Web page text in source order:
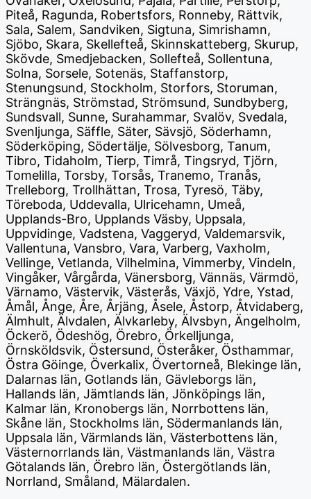
Piteå, Ragunda, Robertsfors, Ronneby, Rättvik,
Sala, Salem, Sandviken, Sigtuna, Simrishamn,
Sjöbo, Skara, Skellefteå, Skinnskatteberg, Skurup,
Skövde, Smedjebacken, Sollefteå, Sollentuna,
Solna, Sorsele, Sotenäs, Staffanstorp,
Stenungsund, Stockholm, Storfors, Storuman,
Strängnäs, Strömstad, Strömsund, Sundbyberg,
Sundsvall, Sunne, Surahammar, Svalöv, Svedala,
Svenljunga, Säffle, Säter, Sävsjö, Söderhamn,
Söderköping, Södertälje, Sölvesborg, Tanum,
Tibro, Tidaholm, Tierp, Timrå, Tingsryd, Tjörn,
Tomelilla, Torsby, Torsås, Tranemo, Tranås,
Trelleborg, Trollhättan, Trosa, Tyresö, Täby,
Töreboda, Uddevalla, Ulricehamn, Umeå,
Upplands-Bro, Upplands Väsby, Uppsala,
Uppvidinge, Vadstena, Vaggeryd, Valdemarsvik,
Vallentuna, Vansbro, Vara, Varberg, Vaxholm,
Vellinge, Vetlanda, Vilhelmina, Vimmerby, Vindeln,
Vingåker, Vårgårda, Vänersborg, Vännäs, Värmdö,
Värnamo, Västervik, Västerås, Växjö, Ydre, Ystad,
Åmål, Ånge, Åre, Årjäng, Åsele, Åstorp, Åtvidaberg,
Älmhult, Älvdalen, Älvkarleby, Älvsbyn, Ängelholm,
Öckerö, Ödeshög, Örebro, Örkelljunga,
Örnsköldsvik, Östersund, Österåker, Östhammar,
Östra Göinge, Överkalix, Övertorneå, Blekinge län,
Dalarnas län, Gotlands län, Gävleborgs län,
Hallands län, Jämtlands län, Jönköpings län,
Kalmar län, Kronobergs län, Norrbottens län,
Skåne län, Stockholms län, Södermanlands län,
Uppsala län, Värmlands län, Västerbottens län,
Västernorrlands län, Västmanlands län, Västra
Götalands län, Örebro län, Östergötlands län,
Norrland, Småland, Mälardalen.